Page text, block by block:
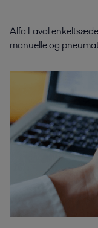
Alfa Laval
manuelle og